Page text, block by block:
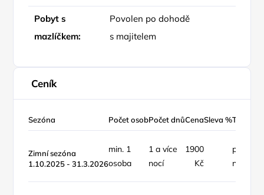
Pobyt s
mazlíčkem:
Povolen po dohodě
s majitelem
Ceník
Sezóna Počet osobPočet dnůCenaSleva %Typ ceny
Zimní sezóna
1.10.2025 - 31.3.2026
min. 1
osoba
1 a více
nocí
1900
Kč
pokoj /
noc